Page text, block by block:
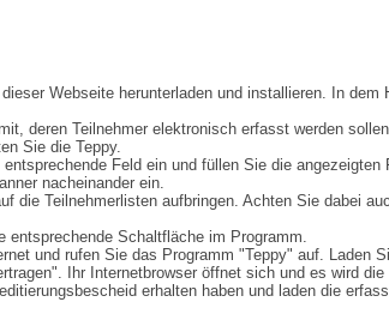
Webseite herunterladen und installieren. In dem
deren Teilnehmer elektronisch erfasst werden
Sie die Teppy.
Feld ein und füllen Sie die angezeigten
nacheinander ein.
die Teilnehmerlisten aufbringen. Achten Sie dabei
entsprechende Schaltfläche im Programm.
und rufen Sie das Programm "Teppy" auf. Laden
Ihr Internetbrowser öffnet sich und es wird
erhalten haben und laden die